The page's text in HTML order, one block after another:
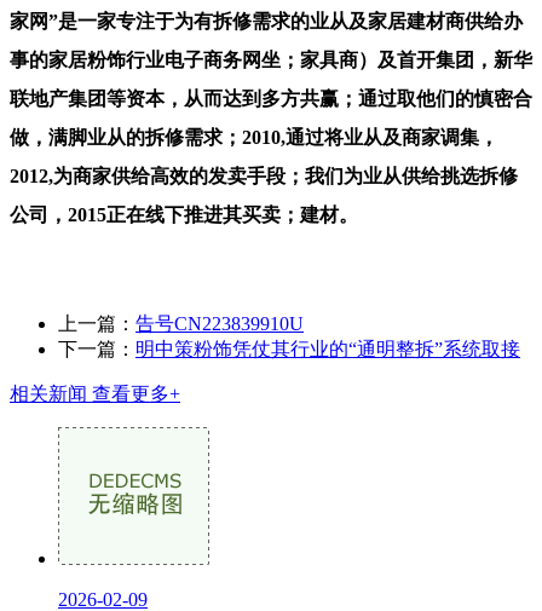
家网”是一家专注于为有拆修需求的业从及家居建材商供给办
事的家居粉饰行业电子商务网坐；家具商）及首开集团，新华
联地产集团等资本，从而达到多方共赢；通过取他们的慎密合
做，满脚业从的拆修需求；2010,通过将业从及商家调集，
2012,为商家供给高效的发卖手段；我们为业从供给挑选拆修
公司，2015正在线下推进其买卖；建材。
上一篇： 告号CN223839910U
下一篇： 明中策粉饰凭仗其行业的“通明整拆”系统取接
相关新闻 查看更多+
2026-02-09